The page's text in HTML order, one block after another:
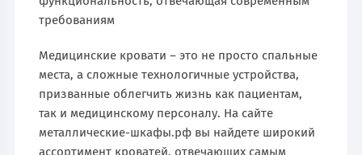
требованиям
Медицинские кровати – это не просто спальные
места, а сложные технологичные устройства,
призванные облегчить жизнь как пациентам,
так и медицинскому персоналу. На сайте
металлические-шкафы.рф вы найдете широкий
ассортимент кроватей, отвечающих самым